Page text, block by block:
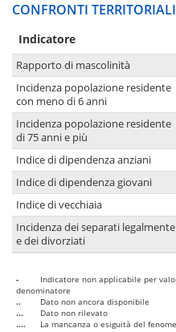
CONFRONTI
Indicatore
Rapporto di mascolinità
Incidenza popolazione residente
con meno di 6 anni
Incidenza popolazione residente
di 75 anni e più
Indice di dipendenza anziani
Indice di dipendenza giovani
Indice di vecchiaia
Incidenza dei separati legalmente
e dei divorziati
-
Indicatore non applicabile per
denominatore
..
Dato non ancora disponibile
...
Dato non rilevato
....
La mancanza o esiguità del